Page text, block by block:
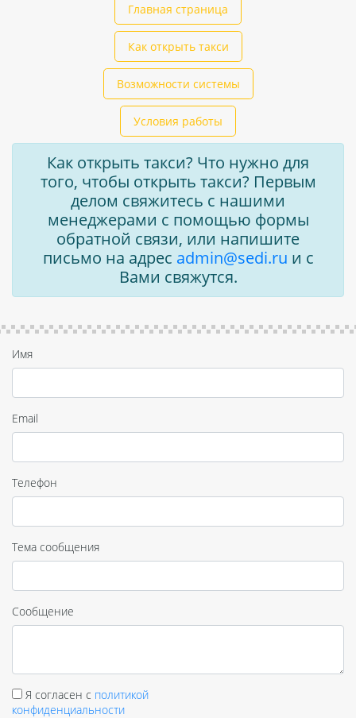
Главная страница
Как открыть такси
Возможности системы
Условия работы
Как открыть такси? Что нужно для
того, чтобы открыть такси? Первым
делом свяжитесь с нашими
менеджерами с помощью формы
обратной связи, или напишите
письмо на адрес admin@sedi.ru и с
Вами свяжутся.
Имя
Email
Телефон
Тема сообщения
Сообщение
Я согласен с политикой
конфиденциальности